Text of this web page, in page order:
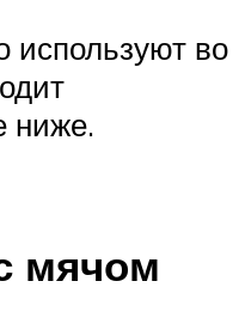
используют во
ниже.
мячом